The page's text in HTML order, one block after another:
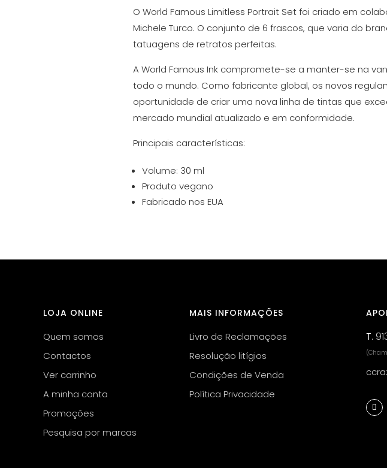
O World Famous Limitless Portrait Set foi criado em
Michele Turco. O conjunto de 6 frascos, que varia do
tatuagens de retratos perfeitas.
A World Famous Ink compromete-se a manter-se na
todo o mundo. Como fabricante global, os novos
oportunidade de criar uma nova linha de tintas que
mercado mundial atualizado e em conformidade.
Principais características:
Volume: 30 ml
Produto vegano
Fabricado nos EUA
LOJA ONLINE
Quem somos
Contactos
Ver carrinho
A minha conta
Promoções
Pesquisa por marcas
MAIS INFORMAÇÕES
Livro de Reclamações
Resolução litígios
Condições de Venda
Política Privacidade
T.